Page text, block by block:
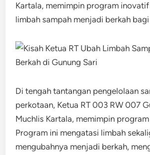
Kartala, memimpin program
limbah sampah menjadi berkah
Di tengah tantangan pengelolaan
perkotaan, Ketua RT 003 RW 007
Muchlis Kartala, memimpin
Program ini mengatasi limbah
mengubahnya menjadi berkah,